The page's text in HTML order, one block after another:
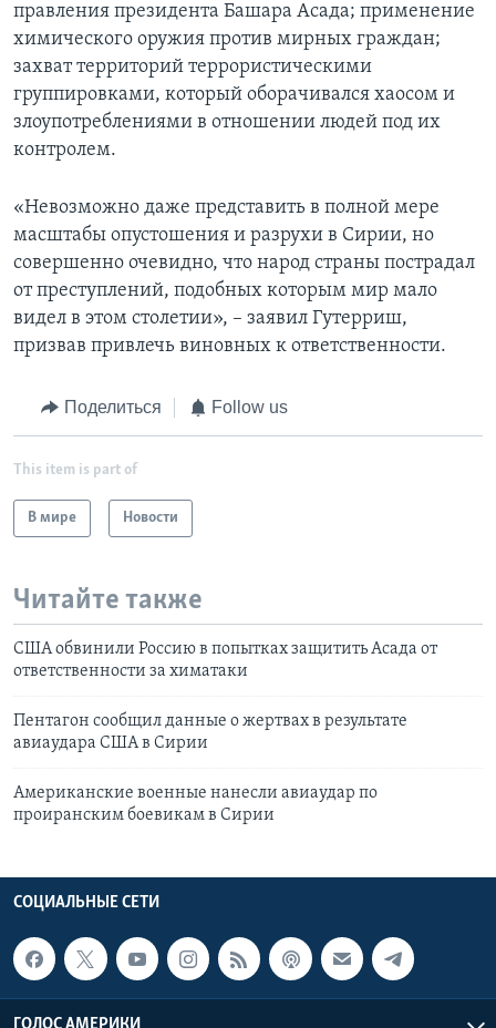
правления президента Башара Асада; применение
химического оружия против мирных граждан;
захват территорий террористическими
группировками, который оборачивался хаосом и
злоупотреблениями в отношении людей под их
контролем.
«Невозможно даже представить в полной мере
масштабы опустошения и разрухи в Сирии, но
совершенно очевидно, что народ страны пострадал
от преступлений, подобных которым мир мало
видел в этом столетии», – заявил Гутерриш,
призвав привлечь виновных к ответственности.
Поделиться Follow us
This item is part of
В мире Новости
Читайте также
США обвинили Россию в попытках защитить Асада от
ответственности за химатаки
Пентагон сообщил данные о жертвах в результате
авиаудара США в Сирии
Американские военные нанесли авиаудар по
проиранским боевикам в Сирии
СОЦИАЛЬНЫЕ СЕТИ
ГОЛОС АМЕРИКИ